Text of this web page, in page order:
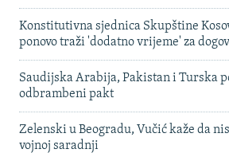
Konstitutivna sjednica Skupštine
ponovo traži 'dodatno vrijeme' za
Saudijska Arabija, Pakistan i Turska
odbrambeni pakt
Zelenski u Beogradu, Vučić kaže da
vojnoj saradnji